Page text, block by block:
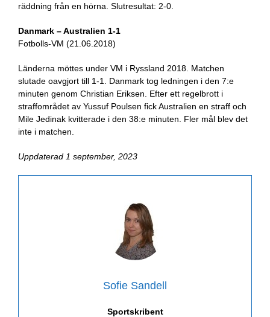
räddning från en hörna. Slutresultat: 2-0.
Danmark – Australien 1-1
Fotbolls-VM (21.06.2018)
Länderna möttes under VM i Ryssland 2018. Matchen
slutade oavgjort till 1-1. Danmark tog ledningen i den 7:e
minuten genom Christian Eriksen. Efter ett regelbrott i
straffområdet av Yussuf Poulsen fick Australien en straff och
Mile Jedinak kvitterade i den 38:e minuten. Fler mål blev det
inte i matchen.
Uppdaterad 1 september, 2023
Sofie Sandell
Sportskribent